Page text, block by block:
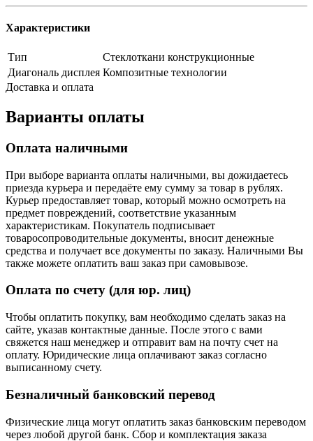
Характеристики
Тип
Стеклоткани конструкционные
Диагональ дисплея Композитные технологии
Доставка и оплата
Варианты оплаты
Оплата наличными
При выборе варианта оплаты наличными, вы дожидаетесь
приезда курьера и передаёте ему сумму за товар в рублях.
Курьер предоставляет товар, который можно осмотреть на
предмет повреждений, соответствие указанным
характеристикам. Покупатель подписывает
товаросопроводительные документы, вносит денежные
средства и получает все документы по заказу. Наличными Вы
также можете оплатить ваш заказ при самовывозе.
Оплата по счету (для юр. лиц)
Чтобы оплатить покупку, вам необходимо сделать заказ на
сайте, указав контактные данные. После этого с вами
свяжется наш менеджер и отправит вам на почту счет на
оплату. Юридические лица оплачивают заказ согласно
выписанному счету.
Безналичный банковский перевод
Физические лица могут оплатить заказ банковским переводом
через любой другой банк. Сбор и комплектация заказа